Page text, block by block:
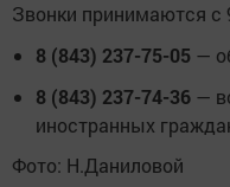
Звонки принимаются с
8 (843) 237-75-05 —
8 (843) 237-74-36 —
иностранных
Фото: Н.Даниловой